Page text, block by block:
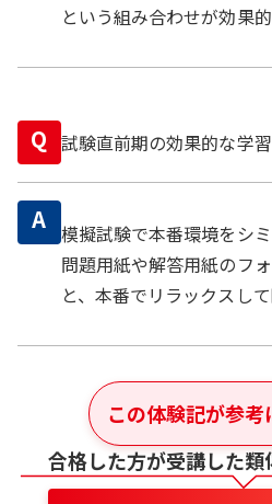
という組み合わせが効果的
Q 試験直前期の効果的な学
A 模擬試験で本番環境をシ
問題用紙や解答用紙のフ
と、本番でリラックスして
この体験記が参考
合格した方が受講した類